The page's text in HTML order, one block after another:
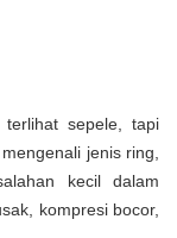
sepele, tapi
jenis ring,
kecil dalam
kompresi bocor,